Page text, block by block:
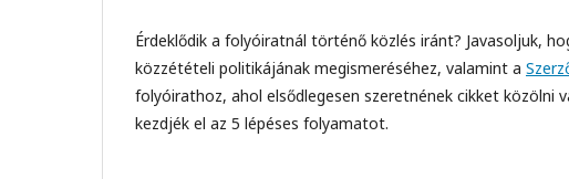
Érdeklődik a folyóiratnál történő közlés iránt? Javasoljuk,
közzétételi politikájának megismeréséhez, valamint a
folyóirathoz, ahol elsődlegesen szeretnének cikket közölni
kezdjék el az 5 lépéses folyamatot.